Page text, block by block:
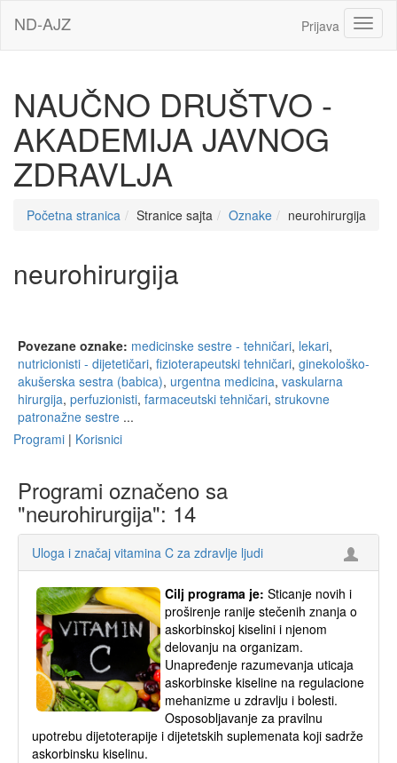
ND-AJZ Prijava
NAUČNO DRUŠTVO -
AKADEMIJA JAVNOG
ZDRAVLJA
Početna stranica Stranice sajta Oznake neurohirurgija
neurohirurgija
Povezane oznake: medicinske sestre - tehničari, lekari,
nutricionisti - dijetetičari, fizioterapeutski tehničari, ginekološko-
akušerska sestra (babica), urgentna medicina, vaskularna
hirurgija, perfuzionisti, farmaceutski tehničari, strukovne
patronažne sestre ...
Programi | Korisnici
Programi označeno sa
"neurohirurgija": 14
Uloga i značaj vitamina C za zdravlje ljudi
Cilj programa je: Sticanje novih i
proširenje ranije stečenih znanja o
askorbinskoj kiselini i njenom
delovanju na organizam.
Unapređenje razumevanja uticaja
askorbinske kiseline na regulacione
mehanizme u zdravlju i bolesti.
Osposobljavanje za pravilnu
upotrebu dijetoterapije i dijetetskih suplemenata koji sadrže
askorbinsku kiselinu.